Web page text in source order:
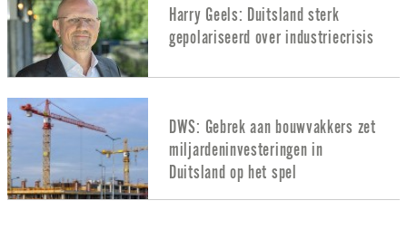
Harry Geels: Duitsland sterk
gepolariseerd over industriecrisis
DWS: Gebrek aan bouwvakkers zet
miljardeninvesteringen in
Duitsland op het spel